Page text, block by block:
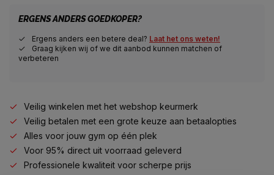
ERGENS ANDERS GOEDKOPER?
Ergens anders een betere deal? Laat het ons weten!
Graag kijken wij of we dit aanbod kunnen matchen of
verbeteren
Veilig winkelen met het webshop keurmerk
Veilig betalen met een grote keuze aan betaalopties
Alles voor jouw gym op één plek
Voor 95% direct uit voorraad geleverd
Professionele kwaliteit voor scherpe prijs